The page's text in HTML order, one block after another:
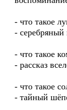
- что такое
- серебряный
- что такое
- рассказ
- что такое
- тайный